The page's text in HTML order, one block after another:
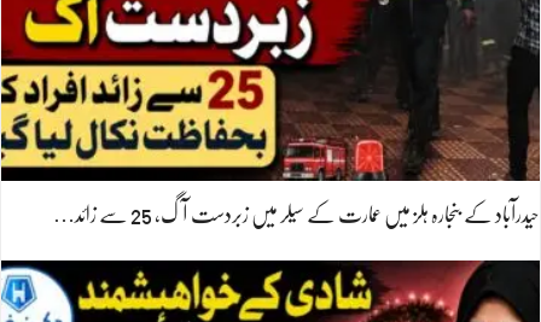
حیدرآباد کے بنجارہ ہلز میں عمارت کے سیلر میں زبردست آگ، 25 سے زائد…